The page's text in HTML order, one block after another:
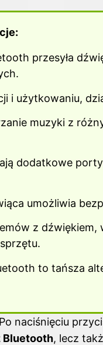
przesyła
i użytkowaniu,
muzyki z
dodatkowe
umożliwia
z
to tańsza
naciśnięciu
Bluetooth, lecz